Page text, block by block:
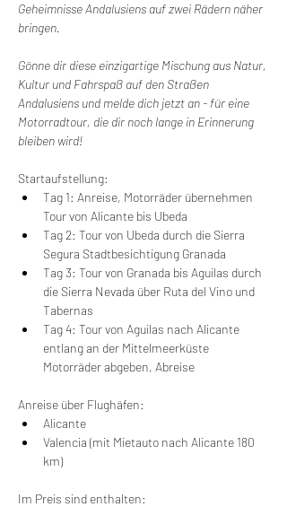
Geheimnisse Andalusiens auf zwei Rädern näher
bringen.
Gönne dir diese einzigartige Mischung aus Natur,
Kultur und Fahrspaß auf den Straßen
Andalusiens und melde dich jetzt an - für eine
Motorradtour, die dir noch lange in Erinnerung
bleiben wird!
Startaufstellung:
Tag 1: Anreise, Motorräder übernehmen
Tour von Alicante bis Ubeda
Tag 2: Tour von Ubeda durch die Sierra
Segura Stadtbesichtigung Granada
Tag 3: Tour von Granada bis Aguilas durch
die Sierra Nevada über Ruta del Vino und
Tabernas
Tag 4: Tour von Aguilas nach Alicante
entlang an der Mittelmeerküste
Motorräder abgeben, Abreise
Anreise über Flughäfen:
Alicante
Valencia (mit Mietauto nach Alicante 180
km)
Im Preis sind enthalten: